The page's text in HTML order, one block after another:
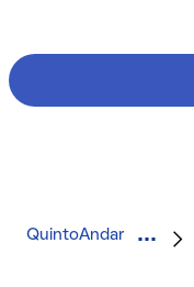
QuintoAndar